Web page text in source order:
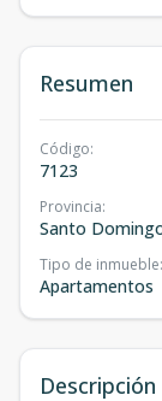
Resumen
Código:
7123
Provincia:
Santo
Tipo de inmueble:
Apartamentos
Descripción